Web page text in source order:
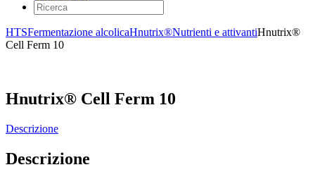
HTSFermentazione alcolicaHnutrix®Nutrienti e attivantiHnutrix®
Cell Ferm 10
Hnutrix® Cell Ferm 10
Descrizione
Descrizione